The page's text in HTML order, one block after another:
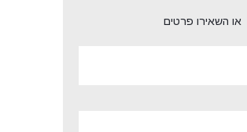
או השאירו פרטים